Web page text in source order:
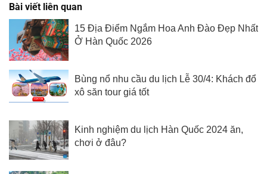
Bài viết liên quan
15 Địa Điểm Ngắm Hoa Anh Đào Đẹp Nhất
Ở Hàn Quốc 2026
Bùng nổ nhu cầu du lịch Lễ 30/4: Khách đổ
xô săn tour giá tốt
Kinh nghiệm du lịch Hàn Quốc 2024 ăn,
chơi ở đâu?